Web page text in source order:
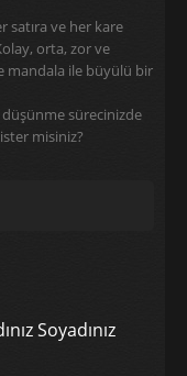
satıra ve her kare
orta, zor ve
mandala ile büyülü bir
düşünme sürecinizde
misiniz?
Soyadınız